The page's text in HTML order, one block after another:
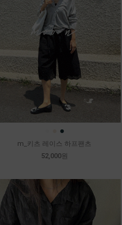
●
m_키츠 레이스 하프팬츠
52,000원